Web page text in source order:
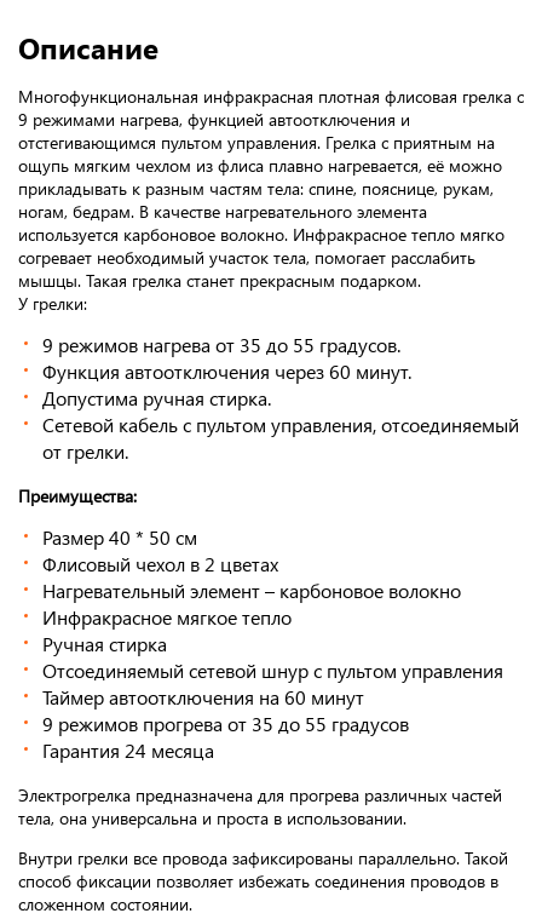
Описание
Многофункциональная инфракрасная плотная флисовая грелка с
9 режимами нагрева, функцией автоотключения и
отстегивающимся пультом управления. Грелка с приятным на
ощупь мягким чехлом из флиса плавно нагревается, её можно
прикладывать к разным частям тела: спине, пояснице, рукам,
ногам, бедрам. В качестве нагревательного элемента
используется карбоновое волокно. Инфракрасное тепло мягко
согревает необходимый участок тела, помогает расслабить
мышцы. Такая грелка станет прекрасным подарком.
У грелки:
9 режимов нагрева от 35 до 55 градусов.
Функция автоотключения через 60 минут.
Допустима ручная стирка.
Сетевой кабель с пультом управления, отсоединяемый
от грелки.
Преимущества:
Размер 40 * 50 см
Флисовый чехол в 2 цветах
Нагревательный элемент – карбоновое волокно
Инфракрасное мягкое тепло
Ручная стирка
Отсоединяемый сетевой шнур с пультом управления
Таймер автоотключения на 60 минут
9 режимов прогрева от 35 до 55 градусов
Гарантия 24 месяца
Электрогрелка предназначена для прогрева различных частей
тела, она универсальна и проста в использовании.
Внутри грелки все провода зафиксированы параллельно. Такой
способ фиксации позволяет избежать соединения проводов в
сложенном состоянии.